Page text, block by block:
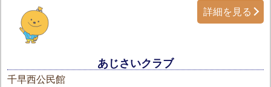
あじさいクラブ
千早西公民館
詳細を見る